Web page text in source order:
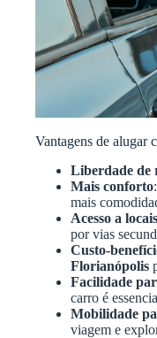
Vantagens de alugar
Liberdade de
Mais conforto
mais
Acesso a
por vias
Custo-
Florianópolis
Facilidade
carro é
Mobilidade
viagem e